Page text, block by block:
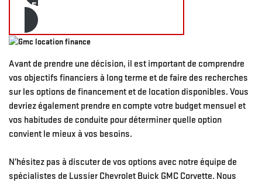
DEMANDE DE FINANCEMENT
Avant de prendre une décision, il est important de comprendre
vos objectifs financiers à long terme et de faire des recherches
sur les options de financement et de location disponibles. Vous
devriez également prendre en compte votre budget mensuel et
vos habitudes de conduite pour déterminer quelle option
convient le mieux à vos besoins.
N’hésitez pas à discuter de vos options avec notre équipe de
spécialistes de Lussier Chevrolet Buick GMC Corvette. Nous